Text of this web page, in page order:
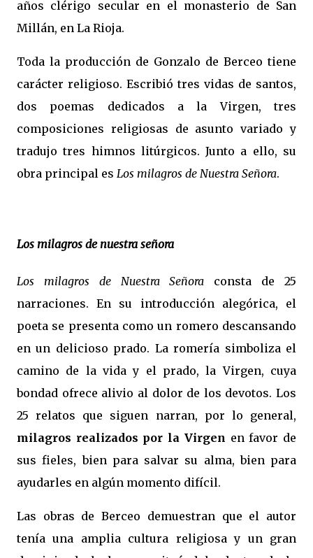
años clérigo secular en el monasterio de San
Millán, en La Rioja.
Toda la producción de Gonzalo de Berceo tiene
carácter religioso. Escribió tres vidas de santos,
dos poemas dedicados a la Virgen, tres
composiciones religiosas de asunto variado y
tradujo tres himnos litúrgicos. Junto a ello, su
obra principal es Los milagros de Nuestra Señora.
Los milagros de nuestra señora
Los milagros de Nuestra Señora consta de 25
narraciones. En su introducción alegórica, el
poeta se presenta como un romero descansando
en un delicioso prado. La romería simboliza el
camino de la vida y el prado, la Virgen, cuya
bondad ofrece alivio al dolor de los devotos. Los
25 relatos que siguen narran, por lo general,
milagros realizados por la Virgen en favor de
sus fieles, bien para salvar su alma, bien para
ayudarles en algún momento difícil.
Las obras de Berceo demuestran que el autor
tenía una amplia cultura religiosa y un gran